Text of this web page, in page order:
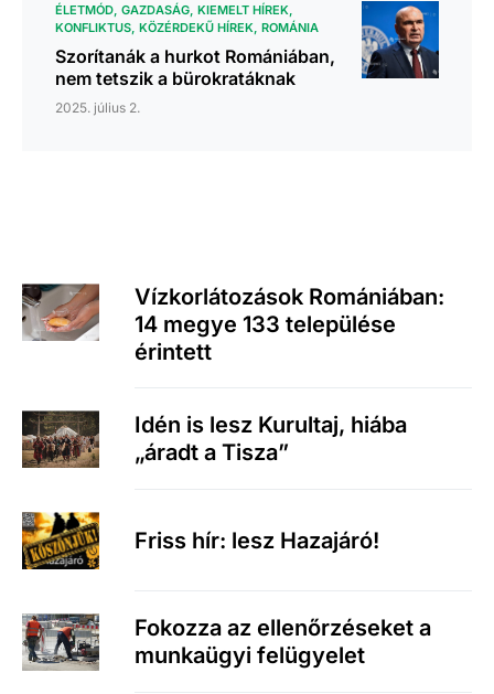
ÉLETMÓD GAZDASÁG KIEMELT HÍREK
KONFLIKTUS KÖZÉRDEKŰ HÍREK ROMÁNIA
Szorítanák a hurkot Romániában,
nem tetszik a bürokratáknak
2025. július 2.
Vízkorlátozások Romániában:
14 megye 133 települése
érintett
Idén is lesz Kurultaj, hiába
„áradt a Tisza”
Friss hír: lesz Hazajáró!
Fokozza az ellenőrzéseket a
munkaügyi felügyelet